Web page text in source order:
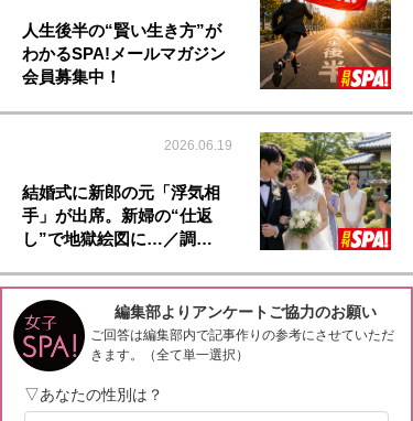
人生後半の“賢い生き方”が
わかるSPA!メールマガジン
会員募集中！
2026.06.19
結婚式に新郎の元「浮気相
手」が出席。新婦の“仕返
し”で地獄絵図に…／調…